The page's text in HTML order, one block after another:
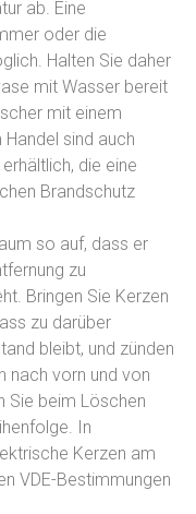
ab. Eine
oder die
Halten Sie daher
mit Wasser bereit
mit einem
sind auch
die eine
Brandschutz
so auf, dass er
zu
Bringen Sie Kerzen
zu darüber
bleibt, und zünden
nach vorn und von
Sie beim Löschen
In
Kerzen am
VDE-Bestimmungen